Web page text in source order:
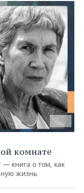
комнате
— книга о том, как
жизнь